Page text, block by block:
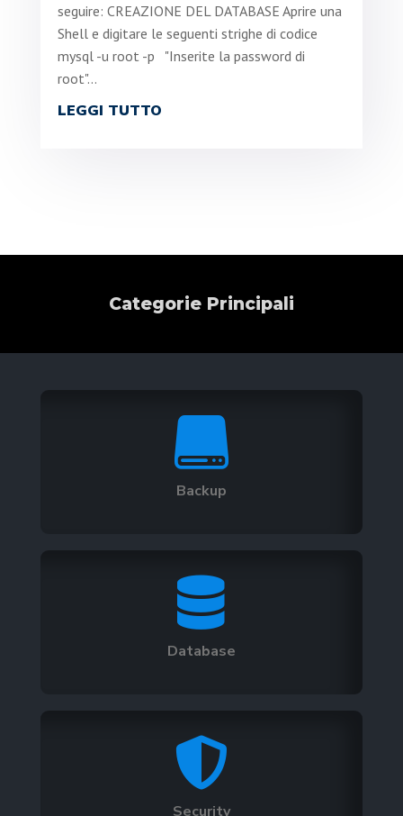
seguire: CREAZIONE DEL DATABASE Aprire una
Shell e digitare le seguenti strighe di codice
mysql -u root -p "Inserite la password di
root"...
LEGGI TUTTO
Categorie Principali

Backup

Database

Security